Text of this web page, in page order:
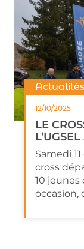
Actualités
LE
Samedi
cross
10
occasion,
12/10/2025